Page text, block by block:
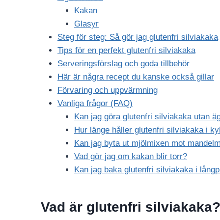
Kakan
Glasyr
Steg för steg: Så gör jag glutenfri silviakaka
Tips för en perfekt glutenfri silviakaka
Serveringsförslag och goda tillbehör
Här är några recept du kanske också gillar
Förvaring och uppvärmning
Vanliga frågor (FAQ)
Kan jag göra glutenfri silviakaka utan
Hur länge håller glutenfri silviakaka i
Kan jag byta ut mjölmixen mot
Vad gör jag om kakan blir torr?
Kan jag baka glutenfri silviakaka i
Vad är glutenfri silviakaka?